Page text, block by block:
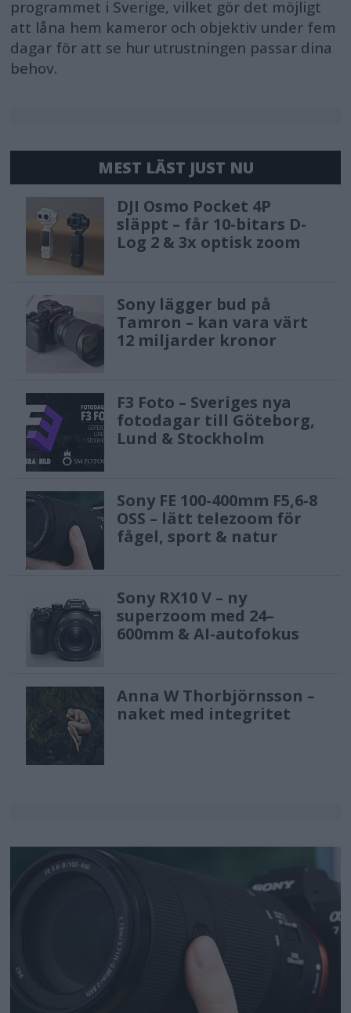
programmet i Sverige, vilket gör det möjligt
att låna hem kameror och objektiv under fem
dagar för att se hur utrustningen passar dina
behov.
MEST LÄST JUST NU
DJI Osmo Pocket 4P
släppt – får 10-bitars D-
Log 2 & 3x optisk zoom
Sony lägger bud på
Tamron – kan vara värt
12 miljarder kronor
F3 Foto – Sveriges nya
fotodagar till Göteborg,
Lund & Stockholm
Sony FE 100-400mm F5,6-8
OSS – lätt telezoom för
fågel, sport & natur
Sony RX10 V – ny
superzoom med 24–
600mm & AI-autofokus
Anna W Thorbjörnsson –
naket med integritet